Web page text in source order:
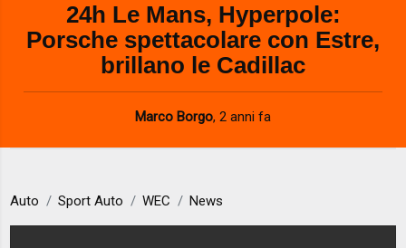
24h Le Mans, Hyperpole:
Porsche spettacolare con Estre,
brillano le Cadillac
Marco Borgo, 2 anni fa
Auto Sport Auto WEC News